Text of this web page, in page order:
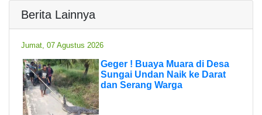
Berita Lainnya
Jumat, 07 Agustus 2026
Geger ! Buaya Muara di Desa
Sungai Undan Naik ke Darat
dan Serang Warga